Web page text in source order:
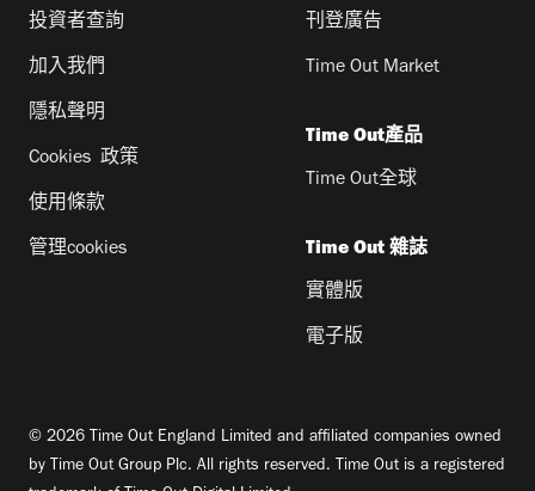
投資者查詢
加入我們
隱私聲明
Cookies 政策
使用條款
管理cookies
刊登廣告
Time Out Market
Time Out產品
Time Out全球
Time Out 雜誌
實體版
電子版
© 2026 Time Out England Limited and affiliated companies owned
by Time Out Group Plc. All rights reserved. Time Out is a registered